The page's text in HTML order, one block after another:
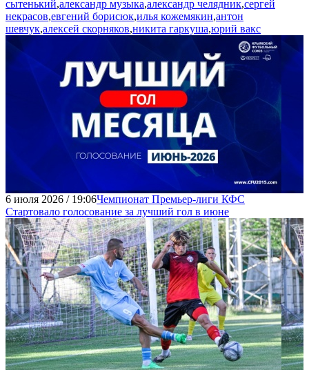
сытенький,александр музыка,александр челядник,сергей
некрасов,евгений борисюк,илья кожемякин,антон
шевчук,алексей скорняков,никита гаркуша,юрий вакс
6 июля 2026 / 19:06Чемпионат Премьер-лиги КФС
Стартовало голосование за лучший гол в июне